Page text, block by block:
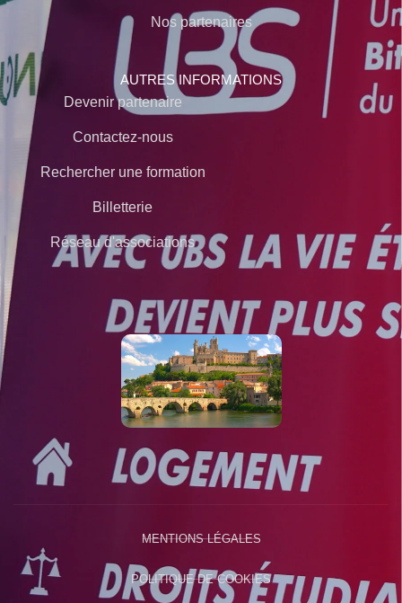
Nos partenaires
AUTRES INFORMATIONS
Devenir partenaire
Contactez-nous
Rechercher une formation
Billetterie
Réseau d'associations
MENTIONS LÉGALES
POLITIQUE DE COOKIES